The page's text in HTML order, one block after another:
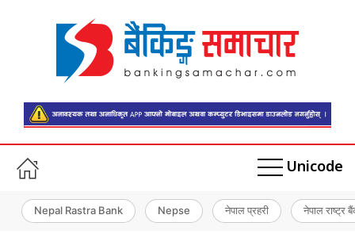
Unicode
Nepal Rastra Bank Nepse नेपाल प्रहरी नेपाल राष्ट्र